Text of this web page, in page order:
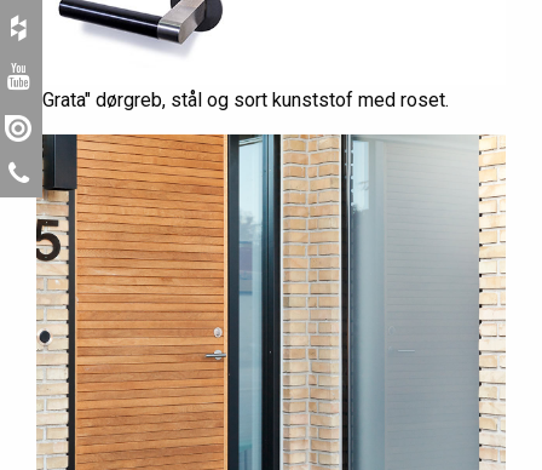
"Grata" dørgreb, stål og sort kunststof med roset.